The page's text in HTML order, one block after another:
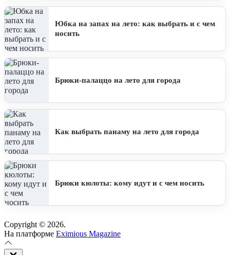
Юбка на запах на лето: как выбрать и с чем
носить
Брюки-палаццо на лето для города
Как выбрать панаму на лето для города
Брюки кюлоты: кому идут и с чем носить
Copyright © 2026.
На платформе Eximious Magazine